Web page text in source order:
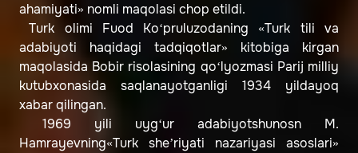
ahamiyati» nomli maqolasi chop etildi.
Turk olimi Fuod Ko‘pruluzodaning «Turk tili va
adabiyoti haqidagi tadqiqotlar» kitobiga kirgan
maqolasida Bobir risolasining qo‘lyozmasi Parij milliy
kutubxonasida saqlanayotganligi 1934 yildayoq
xabar qilingan.
1969 yili uyg‘ur adabiyotshunosn M.
Hamrayevning«Turk she’riyati nazariyasi asoslari»